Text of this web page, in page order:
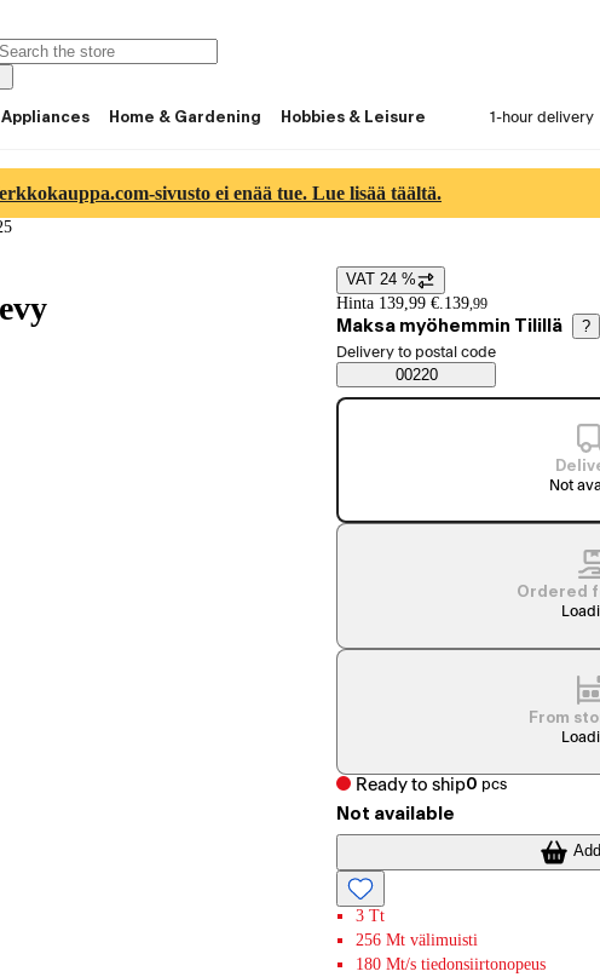
Appliances Home & Gardening Hobbies & Leisure 1-hour delivery
sivusto ei enää tue. Lue lisää täältä.
Price details
VAT 24 %
Hinta 139,99 €. 139,99
Maksa myöhemmin Tilillä ?
Saatavuustiedot
Select order method
Delivery to postal code
00220
Not
Ordered
From
Ready to ship0 pcs
Not available
3 Tt
256 Mt välimuisti
180 Mt/s tiedonsiirtonopeus